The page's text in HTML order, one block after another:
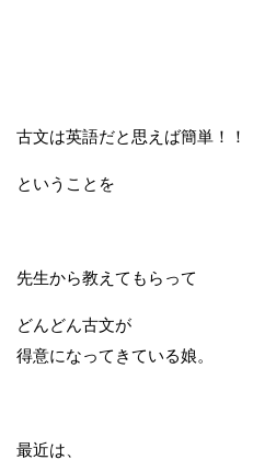
古文は英語だと思えば簡単！！
ということを
先生から教えてもらって
どんどん古文が
得意になってきている娘。
最近は、